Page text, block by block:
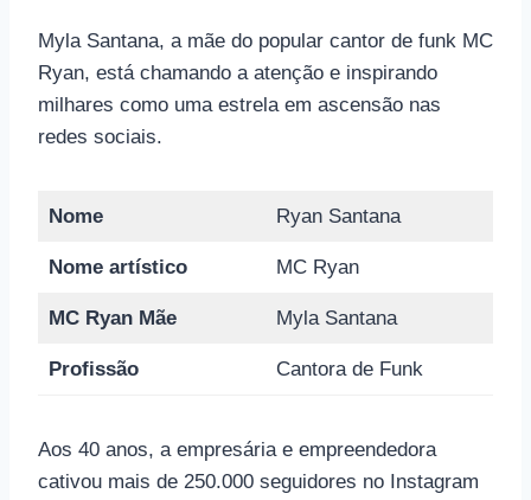
Myla Santana, a mãe do popular cantor de funk MC
Ryan, está chamando a atenção e inspirando
milhares como uma estrela em ascensão nas
redes sociais.
Nome Ryan Santana
Nome artístico MC Ryan
MC Ryan Mãe Myla Santana
Profissão Cantora de Funk
Aos 40 anos, a empresária e empreendedora
cativou mais de 250.000 seguidores no Instagram